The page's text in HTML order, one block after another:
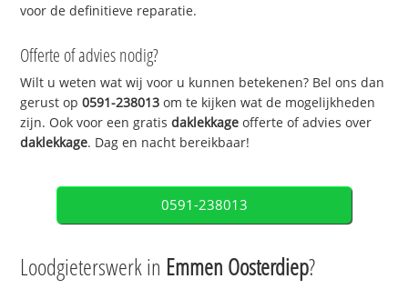
voor de definitieve reparatie.
Offerte of advies nodig?
Wilt u weten wat wij voor u kunnen betekenen? Bel ons dan
gerust op0591-238013 om te kijken wat de mogelijkheden
zijn. Ook voor een gratisdaklekkage offerte of advies over
daklekkage. Dag en nacht bereikbaar!
0591-238013
Loodgieterswerk in Emmen Oosterdiep?